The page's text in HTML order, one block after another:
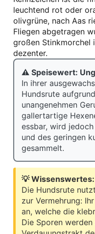
leuchtend rot oder
olivgrüne, nach Aas
Fliegen abgetragen
großen Stinkmorchel
dezenter.
⚠ Speisewert:
In ihrer
Hundsrute
unangenehmen
gallertartige
essbar, wird
und des geringen
gesammelt.
💡
Die Hundsrute
zur Vermehrung:
an, welche die
Die Sporen